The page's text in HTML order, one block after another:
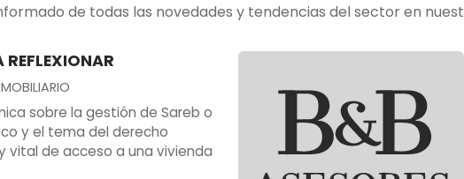
de todas las novedades y tendencias del sector en
sobre la gestión de Sareb o
y el tema del derecho
vital de acceso a una vivienda